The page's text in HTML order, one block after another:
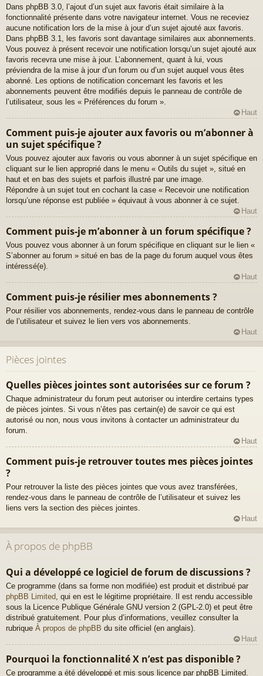
Dans phpBB 3.0, l’ajout d’un sujet aux favoris était similaire à la
fonctionnalité présente dans votre navigateur internet. Vous ne receviez
aucune notification lors de la mise à jour d’un sujet ajouté aux favoris.
Dans phpBB 3.1, les favoris sont davantage similaires aux abonnements.
Vous pouvez à présent recevoir une notification lorsqu’un sujet ajouté aux
favoris recevra une mise à jour. L’abonnement, quant à lui, vous
préviendra de la mise à jour d’un forum ou d’un sujet auquel vous êtes
abonné. Les options de notification concernant les favoris et les
abonnements peuvent être modifiés depuis le panneau de contrôle de
l’utilisateur, sous les « Préférences du forum ».
Haut
Comment puis-je ajouter aux favoris ou m’abonner à
un sujet spécifique ?
Vous pouvez ajouter aux favoris ou vous abonner à un sujet spécifique en
cliquant sur le lien approprié dans le menu « Outils du sujet », situé en
haut et en bas des sujets et parfois illustré par une image.
Répondre à un sujet tout en cochant la case « Recevoir une notification
lorsqu’une réponse est publiée » équivaut à vous abonner à ce sujet.
Haut
Comment puis-je m’abonner à un forum spécifique ?
Vous pouvez vous abonner à un forum spécifique en cliquant sur le lien «
S’abonner au forum » situé en bas de la page du forum auquel vous êtes
intéressé(e).
Haut
Comment puis-je résilier mes abonnements ?
Pour résilier vos abonnements, rendez-vous dans le panneau de contrôle
de l’utilisateur et suivez le lien vers vos abonnements.
Haut
Pièces jointes
Quelles pièces jointes sont autorisées sur ce forum ?
Chaque administrateur du forum peut autoriser ou interdire certains types
de pièces jointes. Si vous n’êtes pas certain(e) de savoir ce qui est
autorisé ou non, nous vous invitons à contacter un administrateur du
forum.
Haut
Comment puis-je retrouver toutes mes pièces jointes
?
Pour retrouver la liste des pièces jointes que vous avez transférées,
rendez-vous dans le panneau de contrôle de l’utilisateur et suivez les
liens vers la section des pièces jointes.
Haut
À propos de phpBB
Qui a développé ce logiciel de forum de discussions ?
Ce programme (dans sa forme non modifiée) est produit et distribué par
phpBB Limited , qui en est le légitime propriétaire. Il est rendu accessible
sous la Licence Publique Générale GNU version 2 (GPL-2.0) et peut être
distribué gratuitement. Pour plus d’informations, veuillez consulter la
rubrique À propos de phpBB du site officiel (en anglais).
Haut
Pourquoi la fonctionnalité X n’est pas disponible ?
Ce programme a été développé et mis sous licence par phpBB Limited.